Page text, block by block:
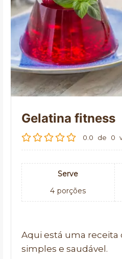
Gelatina fitness
0.0 de 0
Serve
4 porções
Aqui está uma receita
simples e saudável.